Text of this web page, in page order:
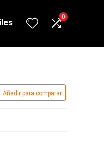
0
Añadir para comparar